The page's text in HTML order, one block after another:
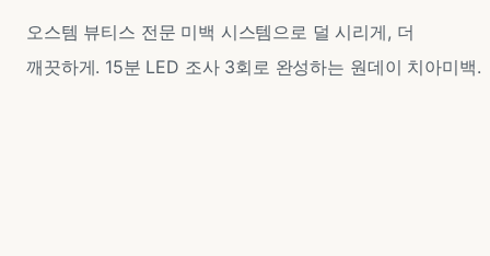
오스템 뷰티스 전문 미백 시스템으로 덜 시리게, 더
깨끗하게. 15분 LED 조사 3회로 완성하는 원데이 치아미백.